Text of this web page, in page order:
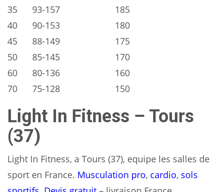
35
93-157
185
40
90-153
180
45
88-149
175
50
85-145
170
60
80-136
160
70
75-128 150
Light In Fitness – Tours
(37)
Light In Fitness, a Tours (37), equipe les salles de
sport en France. Musculation pro, cardio, sols